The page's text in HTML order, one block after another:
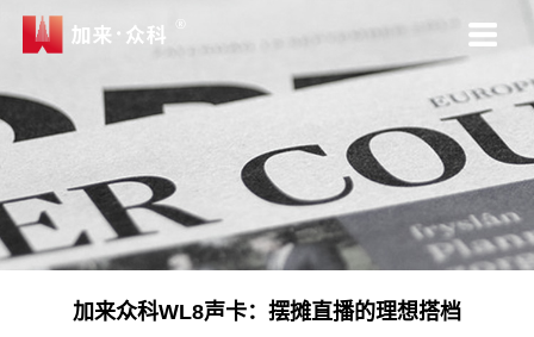
加来众科WL8声卡：摆摊直播的理想搭档